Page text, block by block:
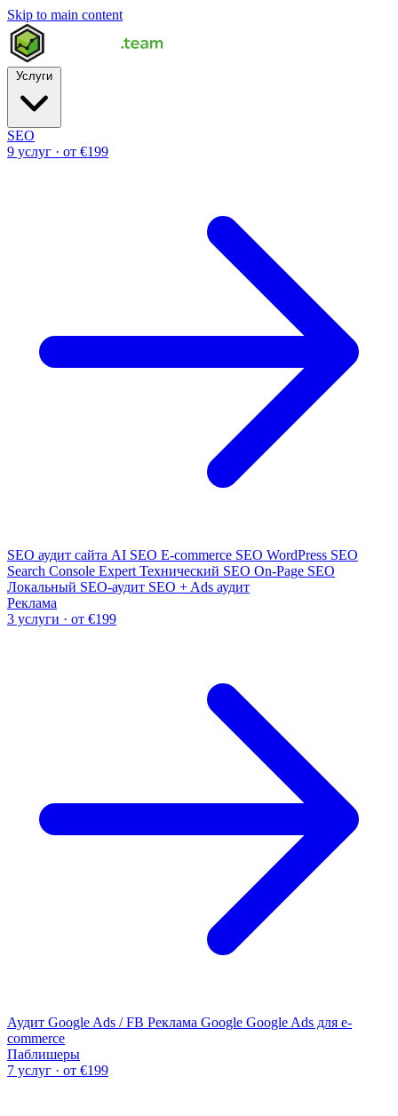
Skip to main content
SEO
9 услуг · от €199
SEO аудит сайта AI SEO E-commerce SEO WordPress SEO
Search Console Expert Технический SEO On-Page SEO
Локальный SEO-аудит SEO + Ads аудит
Реклама
3 услуги · от €199
Аудит Google Ads / FB Реклама Google Google Ads для e-
commerce
Паблишеры
7 услуг · от €199